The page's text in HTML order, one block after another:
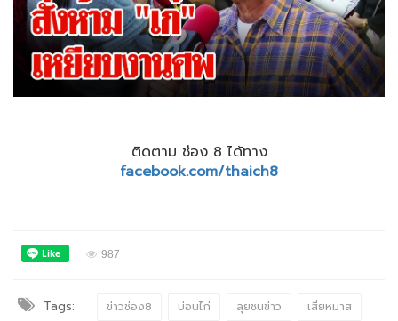
ติดตาม ช่อง 8 ได้ทาง
facebook.com/thaich8
987
Tags: ข่าวช่อง8 บ่อนไก่ ลุยชนข่าว
เสี่ยหมาส